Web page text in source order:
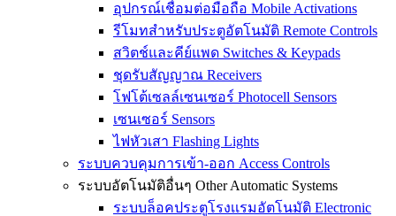
อุปกรณ์เชื่อมต่อมือถือ Mobile Activations
รีโมทสำหรับประตูอัตโนมัติ Remote Controls
สวิตช์และคีย์แพด Switches & Keypads
ชุดรับสัญญาณ Receivers
โฟโต้เซลล์เซนเซอร์ Photocell Sensors
เซนเซอร์ Sensors
ไฟหัวเสา Flashing Lights
ระบบควบคุมการเข้า-ออก Access Controls
ระบบอัตโนมัติอื่นๆ Other Automatic Systems
ระบบล็อคประตูโรงเเรมอัตโนมัติ Electronic